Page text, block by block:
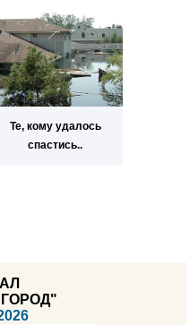
Те, кому удалось
спастись..